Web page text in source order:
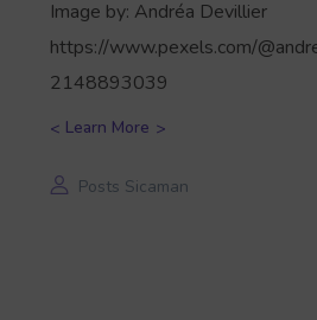
Image by: Andréa Devillier
https://www.pexels.com/
2148893039
Learn More
Posts Sicaman